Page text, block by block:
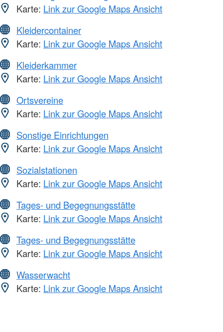
Karte: Link zur Google Maps Ansicht
Kleidercontainer
Karte: Link zur Google Maps Ansicht
Kleiderkammer
Karte: Link zur Google Maps Ansicht
Ortsvereine
Karte: Link zur Google Maps Ansicht
Sonstige Einrichtungen
Karte: Link zur Google Maps Ansicht
Sozialstationen
Karte: Link zur Google Maps Ansicht
Tages- und Begegnungsstätte
Karte: Link zur Google Maps Ansicht
Tages- und Begegnungsstätte
Karte: Link zur Google Maps Ansicht
Wasserwacht
Karte: Link zur Google Maps Ansicht